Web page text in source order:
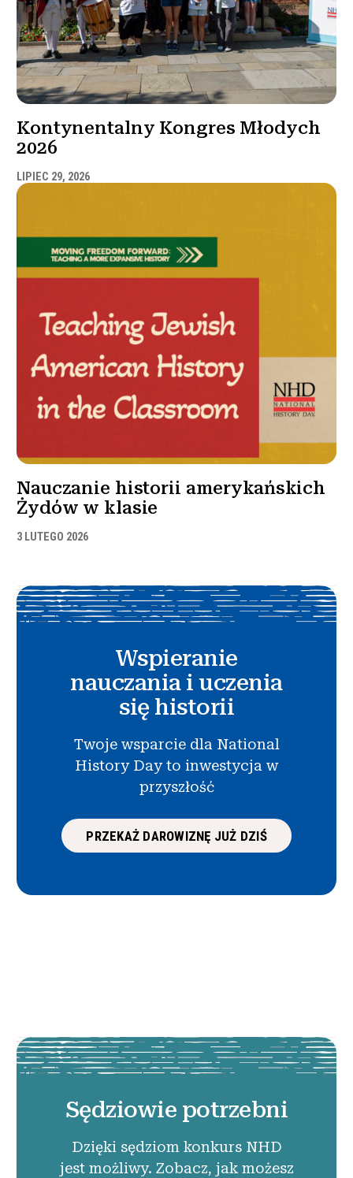
Kontynentalny Kongres Młodych
2026
LIPIEC 29, 2026
Nauczanie historii amerykańskich
Żydów w klasie
3 LUTEGO 2026
Wspieranie
nauczania i uczenia
się historii
Twoje wsparcie dla National
History Day to inwestycja w
przyszłość
PRZEKAŻ DAROWIZNĘ JUŻ DZIŚ
Sędziowie potrzebni
Dzięki sędziom konkurs NHD
jest możliwy. Zobacz, jak możesz